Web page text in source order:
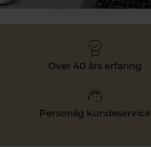
Over 40 års erfaring
Personlig kundeservice